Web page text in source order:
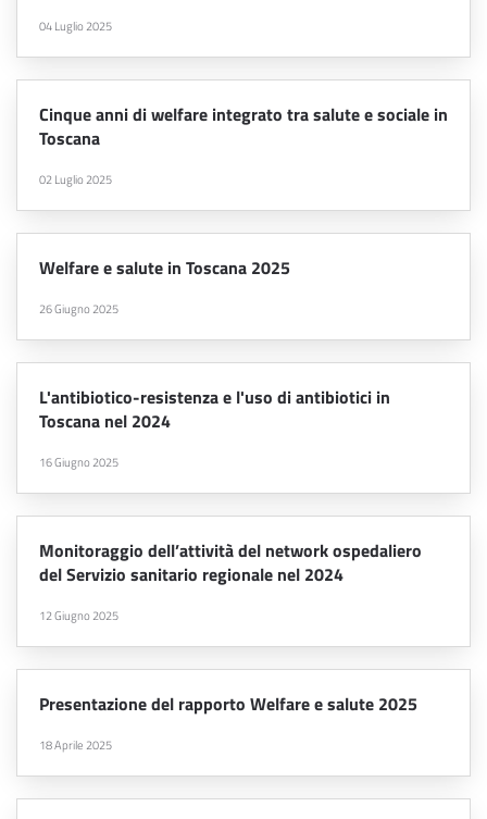
04 Luglio 2025
Cinque anni di welfare integrato tra salute e sociale in
Toscana
02 Luglio 2025
Welfare e salute in Toscana 2025
26 Giugno 2025
L'antibiotico-resistenza e l'uso di antibiotici in
Toscana nel 2024
16 Giugno 2025
Monitoraggio dell’attività del network ospedaliero
del Servizio sanitario regionale nel 2024
12 Giugno 2025
Presentazione del rapporto Welfare e salute 2025
18 Aprile 2025